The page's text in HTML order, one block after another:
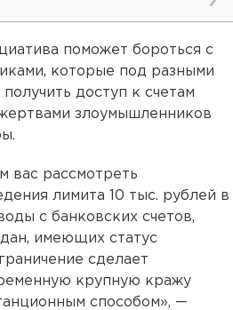
поможет бороться с
которые под разными
доступ к счетам
злоумышленников
вас рассмотреть
лимита 10 тыс. рублей в
с банковских счетов,
имеющих статус
сделает
крупную кражу
способом», —